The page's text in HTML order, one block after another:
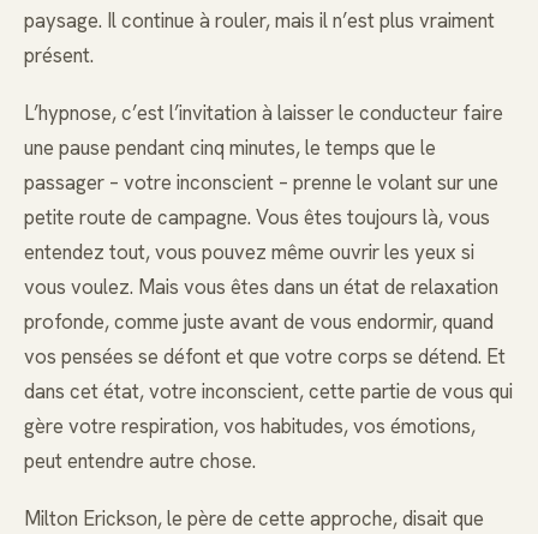
paysage. Il continue à rouler, mais il n’est plus vraiment
présent.
L’hypnose, c’est l’invitation à laisser le conducteur faire
une pause pendant cinq minutes, le temps que le
passager – votre inconscient – prenne le volant sur une
petite route de campagne. Vous êtes toujours là, vous
entendez tout, vous pouvez même ouvrir les yeux si
vous voulez. Mais vous êtes dans un état de relaxation
profonde, comme juste avant de vous endormir, quand
vos pensées se défont et que votre corps se détend. Et
dans cet état, votre inconscient, cette partie de vous qui
gère votre respiration, vos habitudes, vos émotions,
peut entendre autre chose.
Milton Erickson, le père de cette approche, disait que